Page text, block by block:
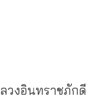
วงอินทราชภักดี